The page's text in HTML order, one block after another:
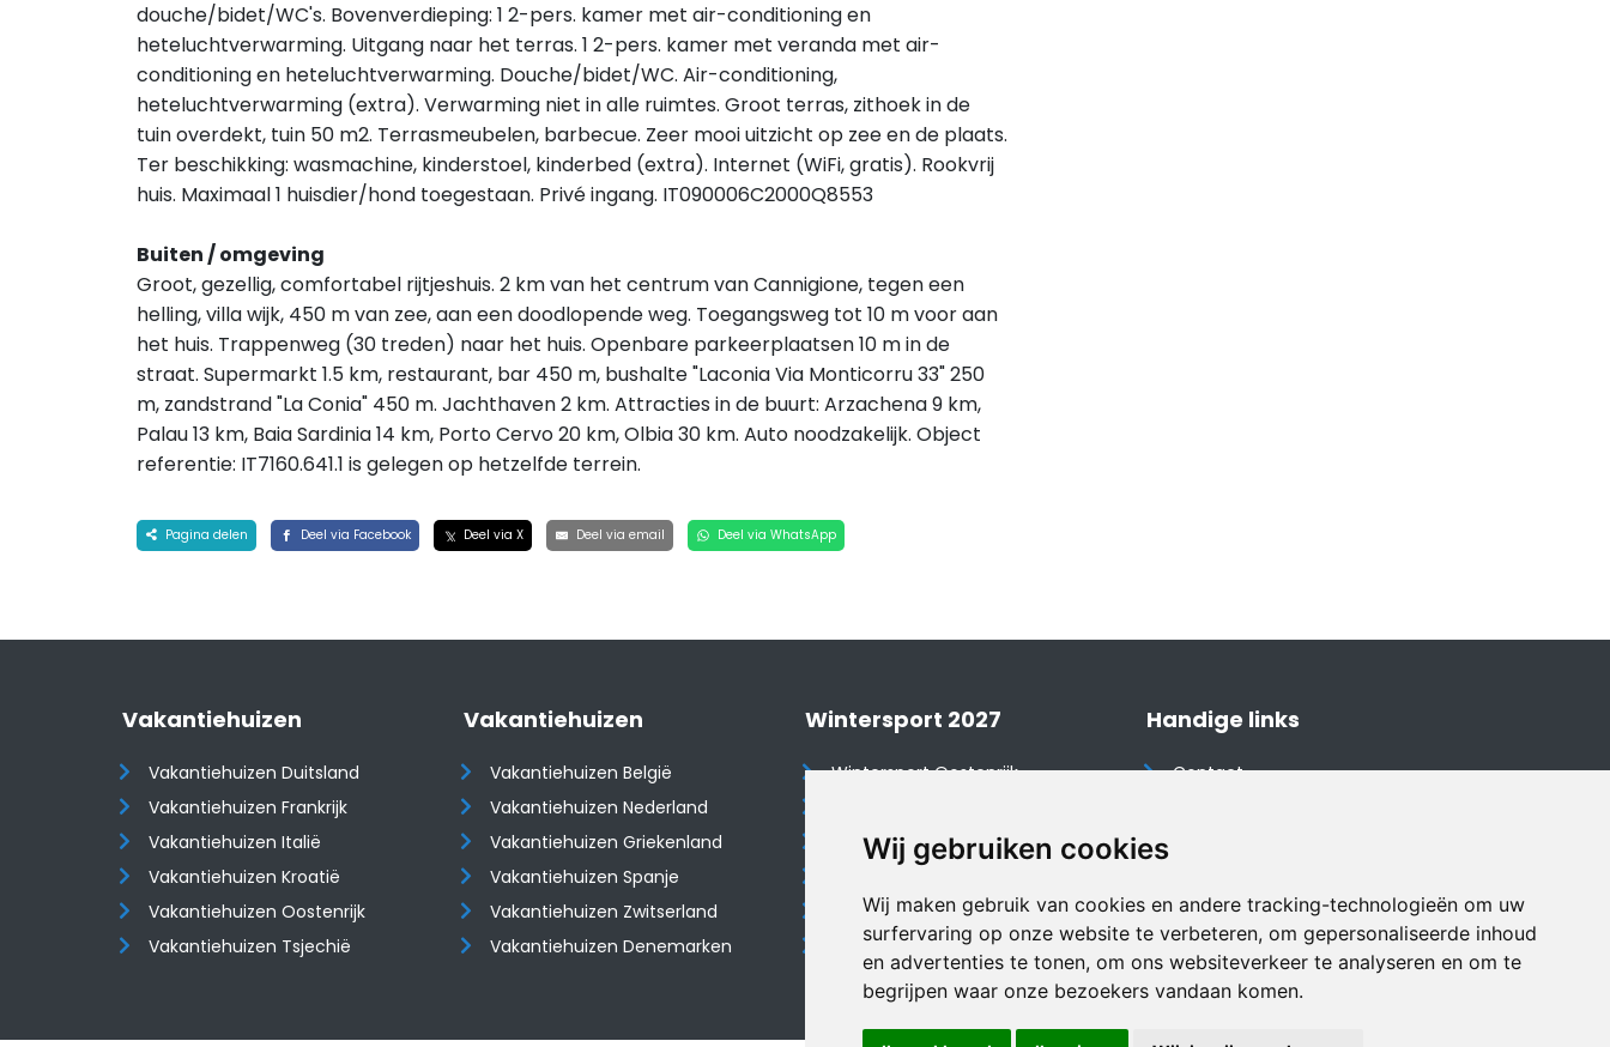
Wij gebruiken cookies
Wij maken gebruik van cookies en andere tracking-technologieën om uw
surfervaring op onze website te verbeteren, om gepersonaliseerde inhoud
en advertenties te tonen, om ons websiteverkeer te analyseren en om te
begrijpen waar onze bezoekers vandaan komen.
douche/bidet/WC's. Bovenverdieping: 1 2-pers. kamer met air-conditioning en
heteluchtverwarming. Uitgang naar het terras. 1 2-pers. kamer met veranda met air-
conditioning en heteluchtverwarming. Douche/bidet/WC. Air-conditioning,
heteluchtverwarming (extra). Verwarming niet in alle ruimtes. Groot terras, zithoek in de
tuin overdekt, tuin 50 m2. Terrasmeubelen, barbecue. Zeer mooi uitzicht op zee en de plaats.
Ter beschikking: wasmachine, kinderstoel, kinderbed (extra). Internet (WiFi, gratis). Rookvrij
huis. Maximaal 1 huisdier/hond toegestaan. Privé ingang. IT090006C2000Q8553
Buiten / omgeving
Groot, gezellig, comfortabel rijtjeshuis. 2 km van het centrum van Cannigione, tegen een
helling, villa wijk, 450 m van zee, aan een doodlopende weg. Toegangsweg tot 10 m voor aan
het huis. Trappenweg (30 treden) naar het huis. Openbare parkeerplaatsen 10 m in de
straat. Supermarkt 1.5 km, restaurant, bar 450 m, bushalte "Laconia Via Monticorru 33" 250
m, zandstrand "La Conia" 450 m. Jachthaven 2 km. Attracties in de buurt: Arzachena 9 km,
Palau 13 km, Baia Sardinia 14 km, Porto Cervo 20 km, Olbia 30 km. Auto noodzakelijk. Object
referentie: IT7160.641.1 is gelegen op hetzelfde terrein.
Pagina delen Deel via Facebook Deel via X Deel via email Deel via WhatsApp
Vakantiehuizen
Vakantiehuizen Duitsland
Vakantiehuizen Frankrijk
Vakantiehuizen Italië
Vakantiehuizen Kroatië
​​​​​​​Vakantiehuizen Oostenrijk
Vakantiehuizen Tsjechië
Vakantiehuizen
Vakantiehuizen België
Vakantiehuizen Nederland
Vakantiehuizen Griekenland
Vakantiehuizen Spanje
​​​​​​​Vakantiehuizen Zwitserland
Vakantiehuizen Denemarken
Wintersport 2027
Wintersport Oostenrijk
Wintersport Tsjechië
Wintersport Duitsland
Wintersport Italië
Handige links
Contact
Disclaimer
Vakantiehuis website